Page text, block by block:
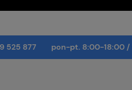
525 877 pon-pt. 8:00-18:00/